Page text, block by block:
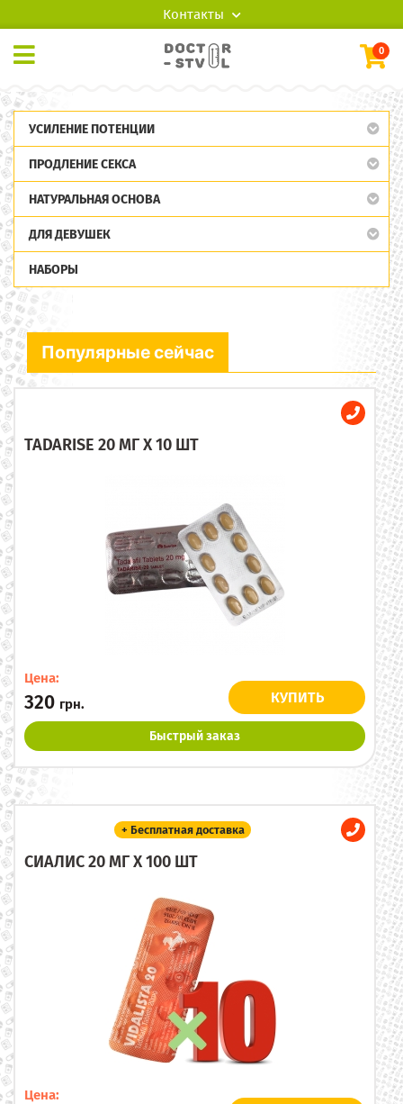
Контакты
0
УСИЛЕНИЕ ПОТЕНЦИИ
ПРОДЛЕНИЕ СЕКСА
НАТУРАЛЬНАЯ ОСНОВА
ДЛЯ ДЕВУШЕК
НАБОРЫ
Популярные сейчас
TADARISE 20 МГ X 10 ШТ
Цена:
320 грн. КУПИТЬ
Быстрый заказ
+ Бесплатная доставка
СИАЛИС 20 МГ X 100 ШТ
Цена: